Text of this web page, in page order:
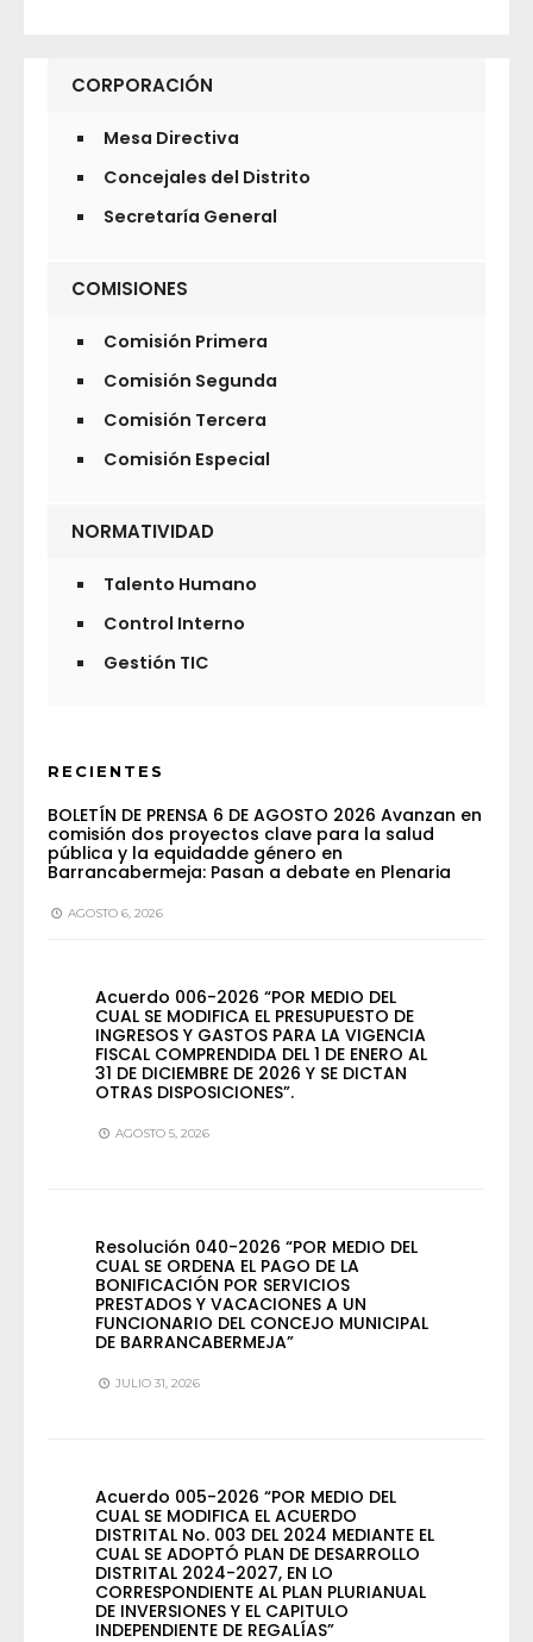
CORPORACIÓN
Mesa Directiva
Concejales del Distrito
Secretaría General
COMISIONES
Comisión Primera
Comisión Segunda
Comisión Tercera
Comisión Especial
NORMATIVIDAD
Talento Humano
Control Interno
Gestión TIC
RECIENTES
BOLETÍN DE PRENSA 6 DE AGOSTO 2026 Avanzan en
comisión dos proyectos clave para la salud
pública y la equidadde género en
Barrancabermeja: Pasan a debate en Plenaria
AGOSTO 6, 2026
Acuerdo 006-2026 “POR MEDIO DEL
CUAL SE MODIFICA EL PRESUPUESTO DE
INGRESOS Y GASTOS PARA LA VIGENCIA
FISCAL COMPRENDIDA DEL 1 DE ENERO AL
31 DE DICIEMBRE DE 2026 Y SE DICTAN
OTRAS DISPOSICIONES”.
AGOSTO 5, 2026
Resolución 040-2026 “POR MEDIO DEL
CUAL SE ORDENA EL PAGO DE LA
BONIFICACIÓN POR SERVICIOS
PRESTADOS Y VACACIONES A UN
FUNCIONARIO DEL CONCEJO MUNICIPAL
DE BARRANCABERMEJA”
JULIO 31, 2026
Acuerdo 005-2026 “POR MEDIO DEL
CUAL SE MODIFICA EL ACUERDO
DISTRITAL No. 003 DEL 2024 MEDIANTE EL
CUAL SE ADOPTÓ PLAN DE DESARROLLO
DISTRITAL 2024-2027, EN LO
CORRESPONDIENTE AL PLAN PLURIANUAL
DE INVERSIONES Y EL CAPITULO
INDEPENDIENTE DE REGALÍAS”